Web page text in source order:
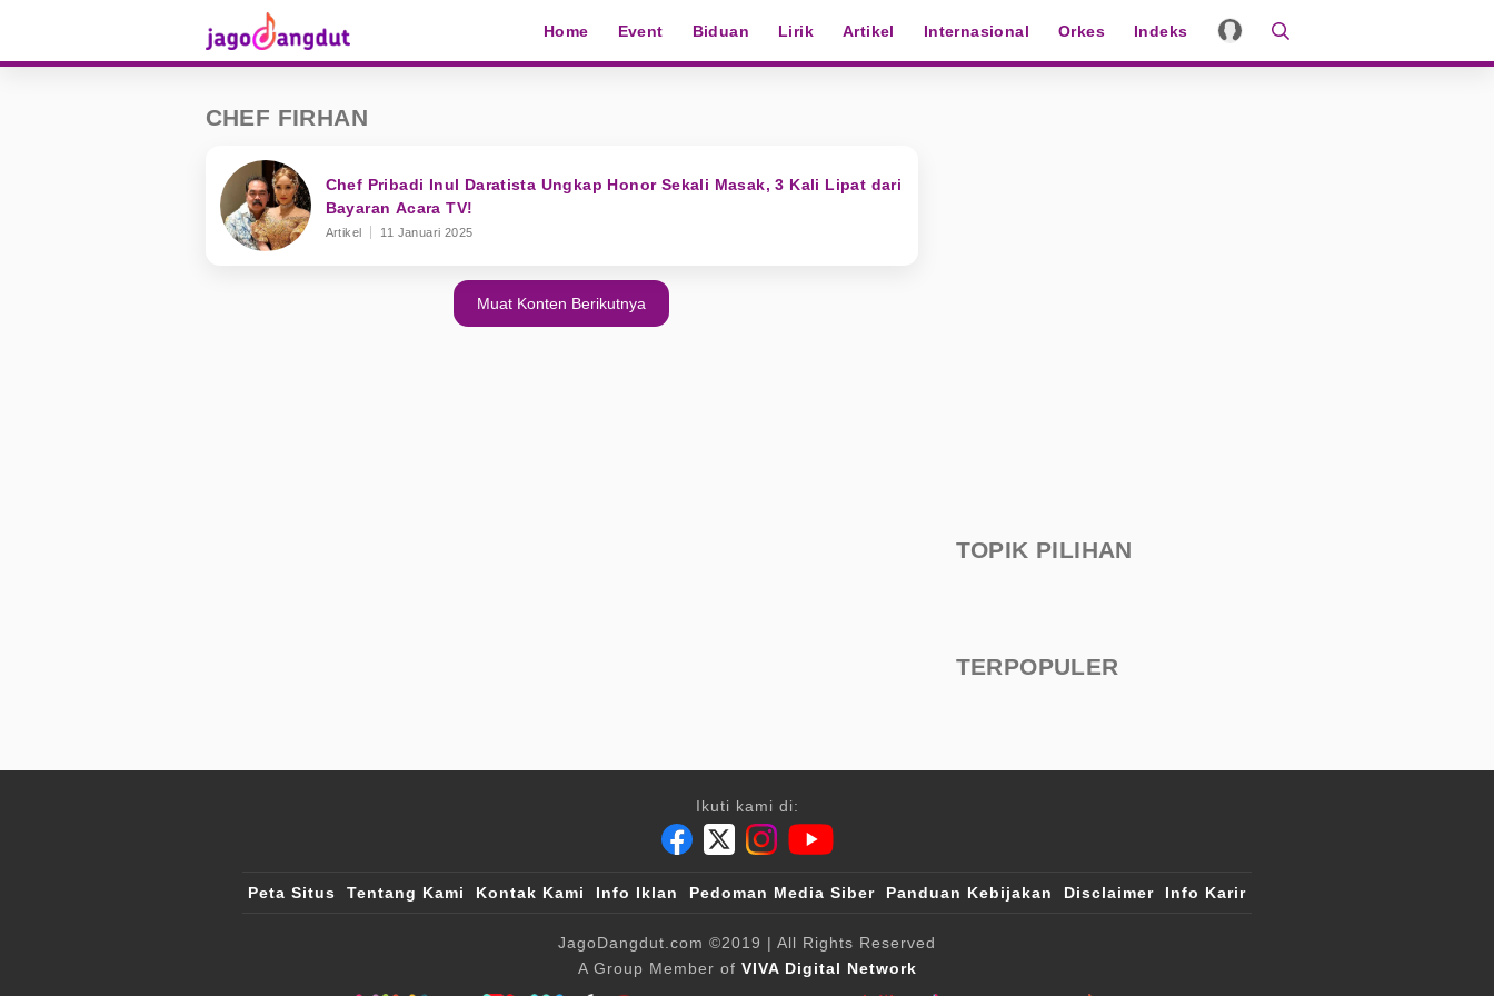
Home Event Biduan Lirik Artikel Internasional Orkes Indeks
CHEF FIRHAN
Chef Pribadi Inul Daratista Ungkap Honor Sekali Masak, 3 Kali Lipat dari
Bayaran Acara TV!
Artikel 11 Januari 2025
Muat Konten Berikutnya
TOPIK PILIHAN
TERPOPULER
Ikuti kami di:
Peta Situs Tentang Kami Kontak Kami Info Iklan Pedoman Media Siber Panduan Kebijakan Disclaimer Info Karir
JagoDangdut.com ©2019 | All Rights Reserved
A Group Member of VIVA Digital Network